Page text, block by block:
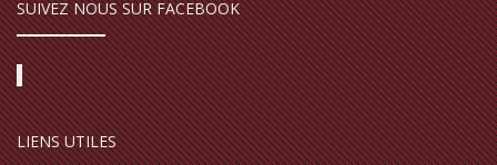
SUIVEZ NOUS SUR FACEBOOK
LIENS UTILES